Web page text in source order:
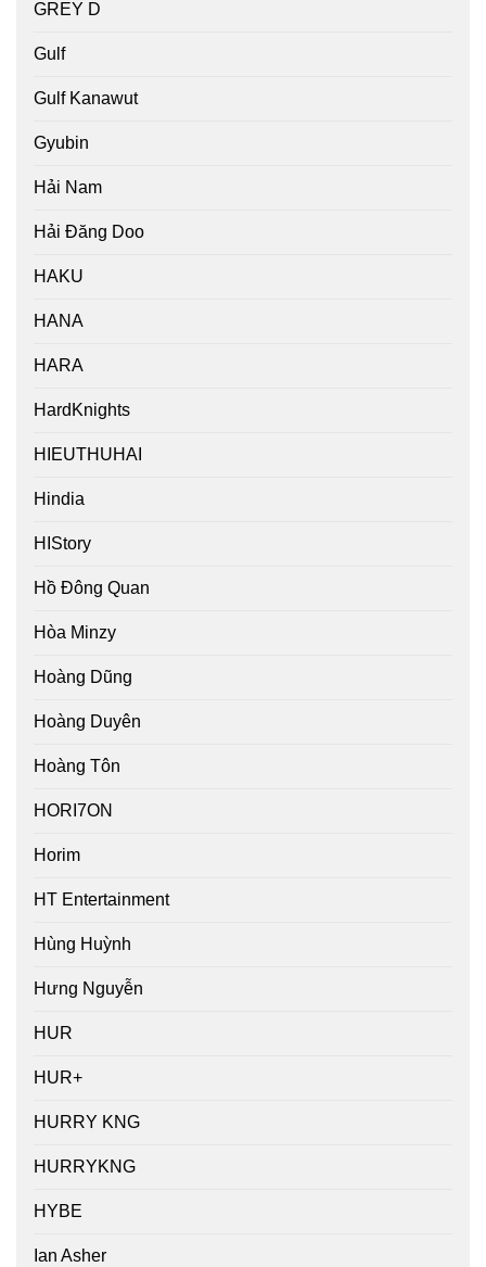
GREY D
Gulf
Gulf Kanawut
Gyubin
Hải Nam
Hải Đăng Doo
HAKU
HANA
HARA
HardKnights
HIEUTHUHAI
Hindia
HIStory
Hồ Đông Quan
Hòa Minzy
Hoàng Dũng
Hoàng Duyên
Hoàng Tôn
HORI7ON
Horim
HT Entertainment
Hùng Huỳnh
Hưng Nguyễn
HUR
HUR+
HURRY KNG
HURRYKNG
HYBE
Ian Asher